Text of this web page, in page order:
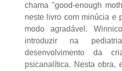
chama "good-enough
neste livro com minúcia e
modo agradável.
introduzir na
desenvolvimento da
psicanalítica. Nesta obra,